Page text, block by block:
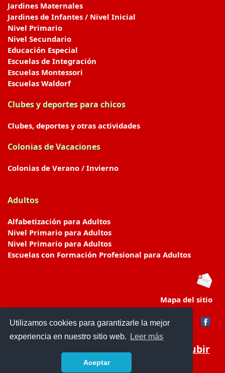
Utilizamos cookies para garantizarle la mejor
experiencia en nuestro sitio web.
Leer más
Aceptar
Jardines Maternales
Jardines de Infantes / Nivel Inicial
Nivel Primario
Nivel Secundario
Educación Especial
Escuelas de Integración
Escuelas Montessori
Escuelas Waldorf
Clubes y deportes para chicos
Clubes, deportes y otras actividades
Colonias de Vacaciones
Colonias de Verano / Invierno
Adultos
Alfabetización para Adultos
Nivel Primario para Adultos
Nivel Primario para Adultos
Escuelas con Formación Profesional para Adultos
Mapa del sitio
Subir